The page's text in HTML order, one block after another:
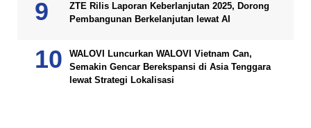
ZTE Rilis Laporan Keberlanjutan 2025, Dorong
Pembangunan Berkelanjutan lewat AI
WALOVI Luncurkan WALOVI Vietnam Can,
Semakin Gencar Berekspansi di Asia Tenggara
lewat Strategi Lokalisasi